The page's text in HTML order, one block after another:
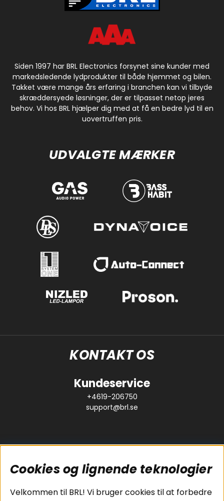
Siden 1997 har BRL Electronics forsynet sine kunder med
markedsledende lydprodukter til både hjemmet og bilen.
Takket være mange års erfaring i branchen kan vi tilbyde
skræddersyede løsninger, der er tilpasset netop jeres
behov. Vi hos BRL hjælper dig med at få en bedre lyd til en
uovertruffen pris.
UDVALGTE MÆRKER
KONTAKT OS
Kundeservice
+4619-206750
support@brl.se
Populære sider
Pakkeløsninger
Kundeservice
Cookies
Cookies og lignende teknologier
Velkommen til BRL! Vi bruger cookies til at forbedre